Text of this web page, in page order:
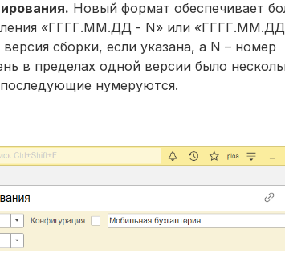
Новый формат обеспечивает
«ГГГГ.ММ.ДД - N» или
сборки, если указана, а N – номер
в пределах одной версии было
последующие нумеруются.